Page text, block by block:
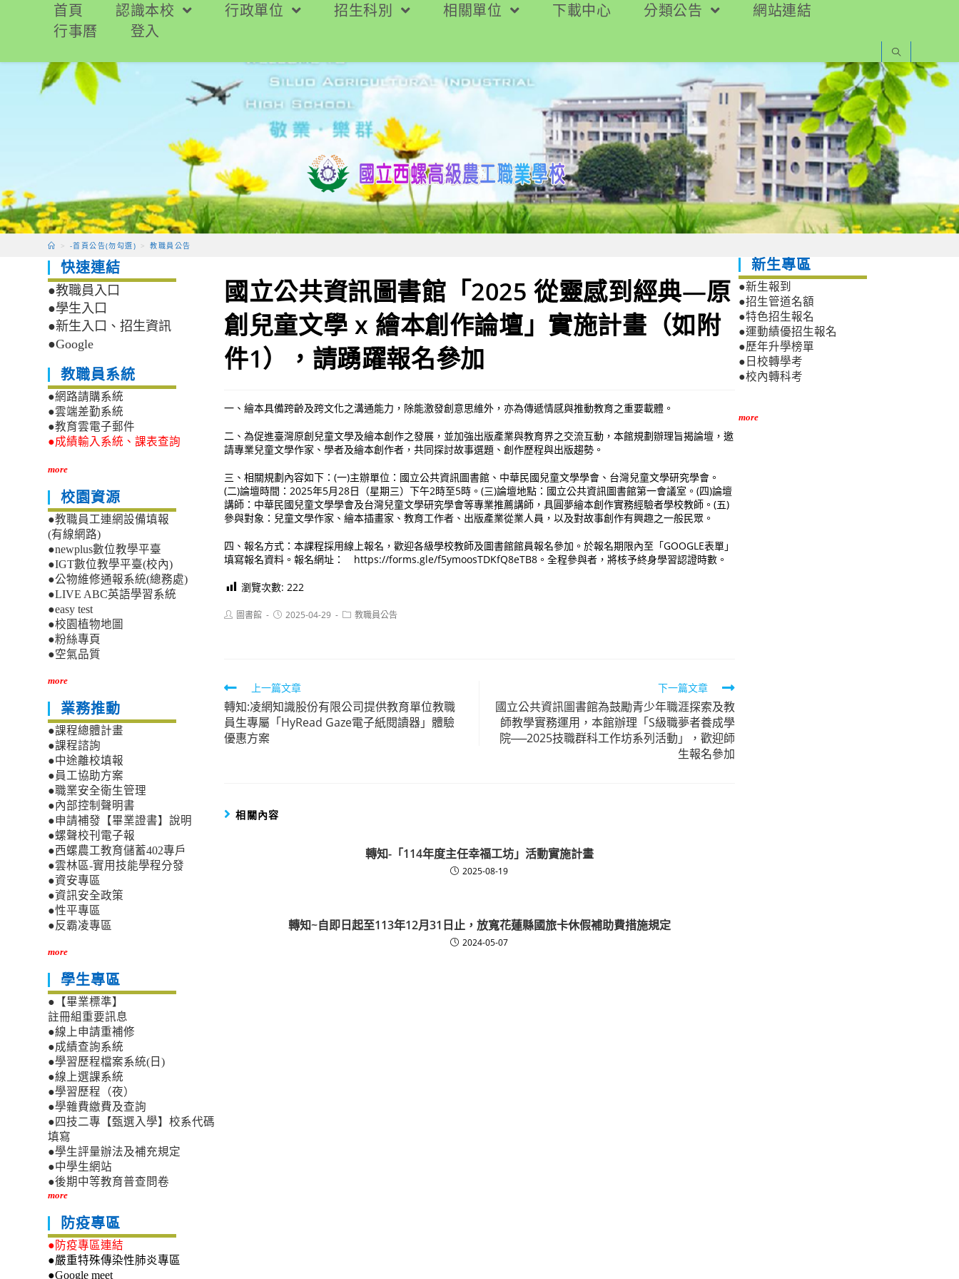
要
首頁 認識本校 行政單位 招生科別 相關單位 下載中心 分類公告
網站連結
行事曆
登入
> -首頁公告(勿勾選) > 教職員公告
國立公共資訊圖書館「2025 從靈感到經典—原
創兒童文學 x 繪本創作論壇」實施計畫（如附
件1），請踴躍報名參加
一、繪本具備跨齡及跨文化之溝通能力，除能激發創意思維外，亦為傳遞情感與推動教育之重要載體。
二、為促進臺灣原創兒童文學及繪本創作之發展，並加強出版產業與教育界之交流互動，本館規劃辦理旨揭論壇，邀
請專業兒童文學作家、學者及繪本創作者，共同探討故事選題、創作歷程與出版趨勢。
三、相關規劃內容如下：(一)主辦單位：國立公共資訊圖書館、中華民國兒童文學學會、台灣兒童文學研究學會。
(二)論壇時間：2025年5月28日（星期三）下午2時至5時。(三)論壇地點：國立公共資訊圖書館第一會議室。(四)論壇
講師：中華民國兒童文學學會及台灣兒童文學研究學會等專業推薦講師，具圓夢繪本創作實務經驗者學校教師。(五)
參與對象：兒童文學作家、繪本插畫家、教育工作者、出版產業從業人員，以及對故事創作有興趣之一般民眾。
四、報名方式：本課程採用線上報名，歡迎各級學校教師及圖書館館員報名參加。於報名期限內至「GOOGLE表單」
填寫報名資料。報名網址： https://forms.gle/f5ymoosTDKfQ8eTB8。全程參與者，將核予終身學習認證時數。
瀏覽次數: 222
Post圖書館
Post2025-04-29
Post教職員公告
Read
more
articles
上一篇文章
轉知:凌網知識股份有限公司提供教育單位教職
員生專屬「HyRead Gaze電子紙閱讀器」體驗
優惠方案
下一篇文章
國立公共資訊圖書館為鼓勵青少年職涯探索及教
師教學實務運用，本館辦理「S級職夢者養成學
院──2025技職群科工作坊系列活動」，歡迎師
生報名參加
相關內容
轉知-「114年度主任幸福工坊」活動實施計畫
2025-08-19
轉知~自即日起至113年12月31日止，放寬花蓮縣國旅卡休假補助費措施規定
2024-05-07
快速連結
●教職員入口
●學生入口
●新生入口、招生資訊
●Google
教職員系統
●網路請購系統
●雲端差勤系統
●教育雲電子郵件
●成績輸入系統、課表查詢
more
校園資源
●教職員工連網設備填報
(有線網路)
●newplus數位教學平臺
●IGT數位教學平臺(校內)
●公物維修通報系統(總務處)
●LIVE ABC英語學習系統
●easy test
●校園植物地圖
●粉絲專頁
●空氣品質
more
業務推動
●課程總體計畫
●課程諮詢
●中途離校填報
●員工協助方案
●職業安全衛生管理
●內部控制聲明書
●申請補發【畢業證書】說明
●螺聲校刊電子報
●西螺農工教育儲蓄402專戶
●雲林區-實用技能學程分發
●資安專區
●資訊安全政策
●性平專區
●反霸凌專區
more
學生專區
●【畢業標準】
註冊組重要訊息
●線上申請重補修
●成績查詢系統
●學習歷程檔案系統(日)
●線上選課系統
●學習歷程（夜）
●學雜費繳費及查詢
●四技二專【甄選入學】校系代碼
填寫
●學生評量辦法及補充規定
●中學生網站
●後期中等教育普查問卷
more
防疫專區
●防疫專區連結
●嚴重特殊傳染性肺炎專區
●Google meet
新生專區
●新生報到
●招生管道名額
●特色招生報名
●運動績優招生報名
●歷年升學榜單
●日校轉學考
●校內轉科考
more